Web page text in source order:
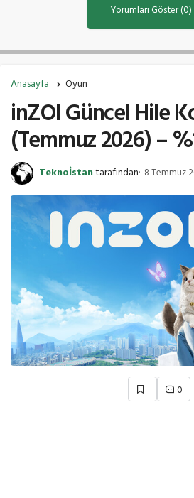
Yorumları Göster (0)
Anasayfa Oyun
inZOI Güncel Hile
(Temmuz 2026) –
Teknoİstantarafından 8 Temmuz
0